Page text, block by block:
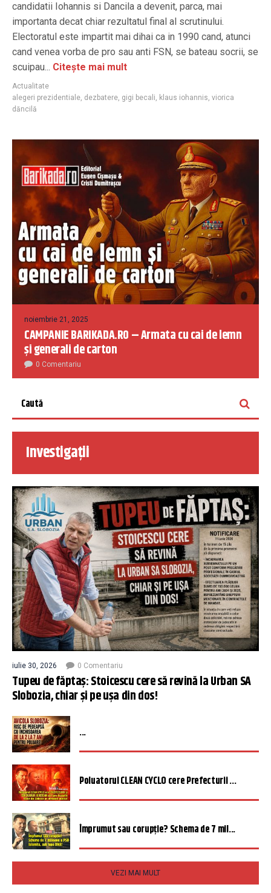
candidatii Iohannis si Dancila a devenit, parca, mai
importanta decat chiar rezultatul final al scrutinului.
Electoratul este impartit mai dihai ca in 1990 cand, atunci
cand venea vorba de pro sau anti FSN, se bateau socrii, se
scuipau... Citește mai mult
Actualitate
alegeri prezidentiale, dezbatere, gigi becali, klaus iohannis, viorica
dăncilă
noiembrie 21, 2025
CAMPANIE BARIKADA.RO – Armata cu cai de lemn
și generali de carton
0 Comentariu
Investigații
iulie 30, 2026 0 Comentariu
Tupeu de făptaș: Stoicescu cere să revină la Urban SA
Slobozia, chiar și pe ușa din dos!
...
Poluatorul CLEAN CYCLO cere Prefecturii ...
Împrumut sau corupție? Schema de 7 mil...
VEZI MAI MULT